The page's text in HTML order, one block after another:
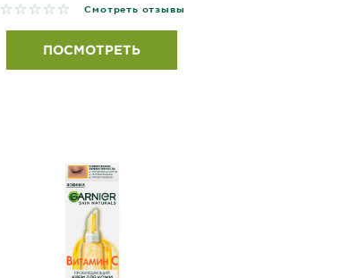
No reviews Смотреть отзывы
ПОСМОТРЕТЬ